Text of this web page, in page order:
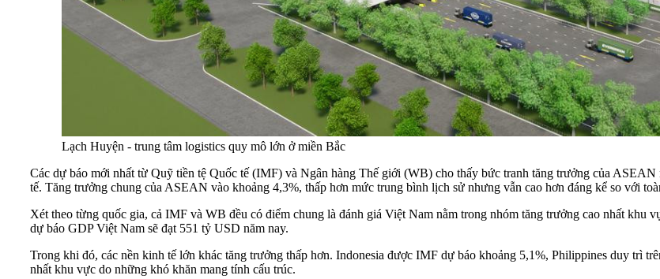
Lạch Huyện - trung tâm logistics quy mô lớn ở miền Bắc
Các dự báo mới nhất từ Quỹ tiền tệ Quốc tế (IMF) và Ngân hàng Thế giới (WB) cho thấy bức tranh tăng trưởng của
tế. Tăng trưởng chung của ASEAN vào khoảng 4,3%, thấp hơn mức trung bình lịch sử nhưng vẫn cao hơn đáng kể so với
Xét theo từng quốc gia, cả IMF và WB đều có điểm chung là đánh giá Việt Nam nằm trong nhóm tăng trưởng cao nhất
dự báo GDP Việt Nam sẽ đạt 551 tỷ USD năm nay.
Trong khi đó, các nền kinh tế lớn khác tăng trưởng thấp hơn. Indonesia được IMF dự báo khoảng 5,1%, Philippines duy trì
nhất khu vực do những khó khăn mang tính cấu trúc.